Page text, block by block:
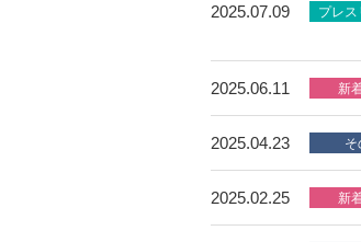
2025.07.09
2025.06.11
2025.04.23
2025.02.25